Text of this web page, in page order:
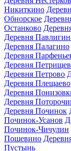
Никиткино
Обнорское
Останково
Деревня
Деревня Палагино
Деревня
Деревня
Деревня Петрово
Деревня Плещаево
Деревня
Деревня
Деревня Починок
Починок-Усанов
Починок-Чичулин
Пошевино
Пустынь